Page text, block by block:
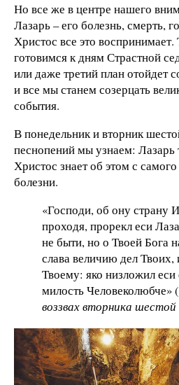
Но все же в центре нашего
Лазарь – его болезнь, смерть,
Христос все это
готовимся к дням Страстной
или даже третий план отойдет
и все мы станем созерцать
события.
В понедельник и вторник
песнопений мы узнаем: Лазарь
Христос знает об этом с
болезни.
«Господи, об ону страну
проходя, прорекл еси
не быти, но о Твоей Бога
слава величию дел Твоих,
Твоему: яко низложил
милость Человеколюбче» (
воззвах вторника